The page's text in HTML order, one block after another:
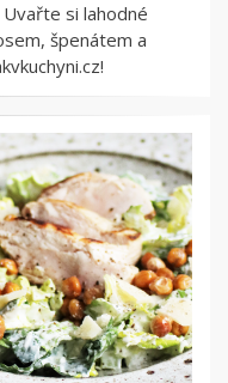
si lahodné
špenátem a